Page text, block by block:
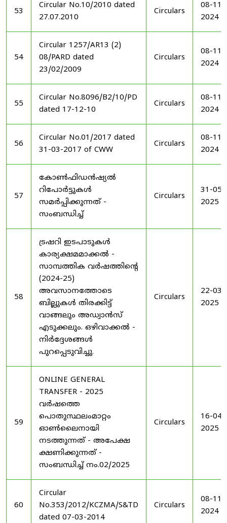
53
Circular No.10/2010 dated
27.07.2010
Circulars
08-11-
2024
54
Circular 1257/AR13 (2)
08/PARD dated
23/02/2009
Circulars
08-11-
2024
55
Circular No.8096/B2/10/PD
dated 17-12-10
Circulars
08-11-
2024
56
Circular No.01/2017 dated
31-03-2017 of CWW
Circulars
08-11-
2024
57
കോൺഫിഡൻഷ്യൽ
റിപോർട്ടുകൾ
സമർപ്പിക്കുന്നത് -
സംബന്ധിച്ച്
Circulars
31-05-
2025
58
ട്രഷറി ഇടപാടുകൾ
കാര്യക്ഷമമാക്കൽ -
സാമ്പത്തിക വർഷത്തിന്റെ
(2024-25)
അവസാനത്തോടെ
ബില്ലുകൾ തിരക്കിട്ട്
വാങ്ങലും അഡ്വാൻസ്
എടുക്കലും. ഒഴിവാക്കൽ -
നിർദ്ദേശങ്ങൾ
പുറപ്പെടുവിച്ചു.
Circulars
22-03-
2025
59
ONLINE GENERAL
TRANSFER - 2025
വർഷത്തെ
പൊതുസ്ഥലംമാറ്റം
ഓൺലൈനായി
നടത്തുന്നത് - അപേക്ഷ
ക്ഷണിക്കുന്നത് -
സംബന്ധിച്ച് നം.02/2025
Circulars
16-04-
2025
60
Circular
No.353/2012/KCZMA/S&TD
dated 07-03-2014
Circulars
08-11-
2024